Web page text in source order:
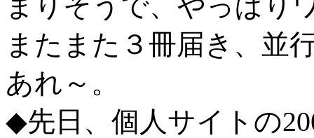
またまた３冊届き、並
あれ～。
◆先日、個人サイトの